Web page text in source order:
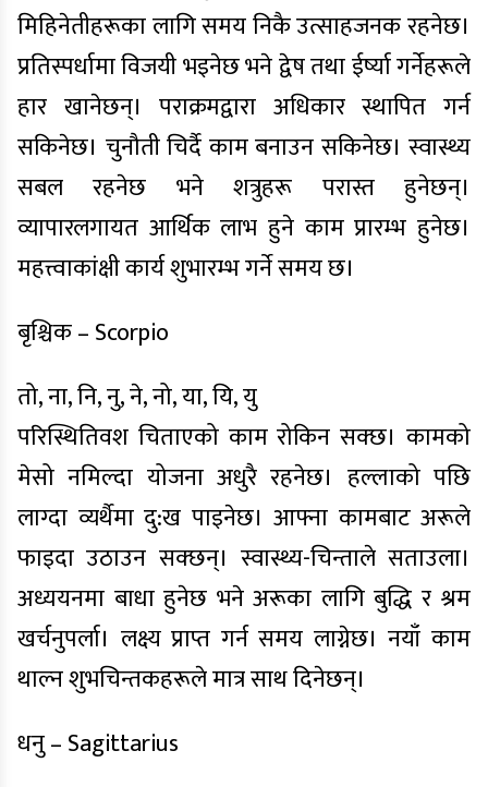
मिहिनेतीहरूका लागि समय निकै उत्साहजनक रहनेछ।
प्रतिस्पर्धामा विजयी भइनेछ भने द्वेष तथा ईर्ष्या गर्नेहरूले
हार खानेछन्। पराक्रमद्वारा अधिकार स्थापित गर्न
सकिनेछ। चुनौती चिर्दै काम बनाउन सकिनेछ। स्वास्थ्य
सबल रहनेछ भने शत्रुहरू परास्त हुनेछन्।
व्यापारलगायत आर्थिक लाभ हुने काम प्रारम्भ हुनेछ।
महत्त्वाकांक्षी कार्य शुभारम्भ गर्ने समय छ।
बृश्चिक – Scorpio
तो, ना, नि, नु, ने, नो, या, यि, यु
परिस्थितिवश चिताएको काम रोकिन सक्छ। कामको
मेसो नमिल्दा योजना अधुरै रहनेछ। हल्लाको पछि
लाग्दा व्यर्थैमा दु:ख पाइनेछ। आफ्ना कामबाट अरूले
फाइदा उठाउन सक्छन्। स्वास्थ्य-चिन्ताले सताउला।
अध्ययनमा बाधा हुनेछ भने अरूका लागि बुद्धि र श्रम
खर्चनुपर्ला। लक्ष्य प्राप्त गर्न समय लाग्नेछ। नयाँ काम
थाल्न शुभचिन्तकहरूले मात्र साथ दिनेछन्।
धनु – Sagittarius